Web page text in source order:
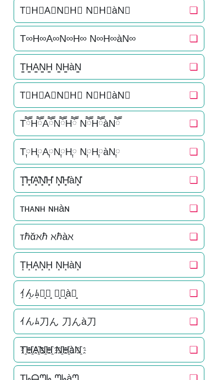
T⃕H⃕A⃕N⃕H⃕ N⃕H⃕àN⃕ ❏
T∞H∞A∞N∞H∞ N∞H∞àN∞ ❏
T͚H͚A͚N͚H͚ N͚H͚àN͚ ❏
T⃒H⃒A⃒N⃒H⃒ N⃒H⃒àN⃒ ❏
TཽHཽAཽNཽHཽ NཽHཽàNཽ ❏
T༙H༙A༙N༙H༙ N༙H༙àN༙ ❏
T͓̽H͓̽A͓̽N͓̽H͓̽ N͓̽H͓̽àN͓̽ ❏
ᴛʜᴀɴʜ ɴʜàɴ ❏
тℏᾰℵℏ ℵℏàℵ ❏
T̝H̝A̝N̝H̝ N̝H̝àN̝ ❏
ｲ̝ん̝ﾑ̝刀̝ん̝ 刀̝ん̝à刀̝ ❏
ｲんﾑ刀ん 刀んà刀 ❏
T҈H҈A҈N҈H҈ N҈H҈àN҈ ❏